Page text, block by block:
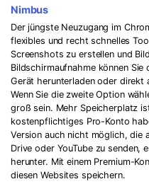
Nimbus
Der jüngste Neuzugang im
flexibles und recht schnelles
Screenshots zu erstellen und
Bildschirmaufnahme können
Gerät herunterladen oder direkt
Wenn Sie die zweite Option
groß sein. Mehr Speicherplatz
kostenpflichtiges Pro-Konto
Version auch nicht möglich, die
Drive oder YouTube zu senden,
herunter. Mit einem Premium-
diesen Websites speichern.